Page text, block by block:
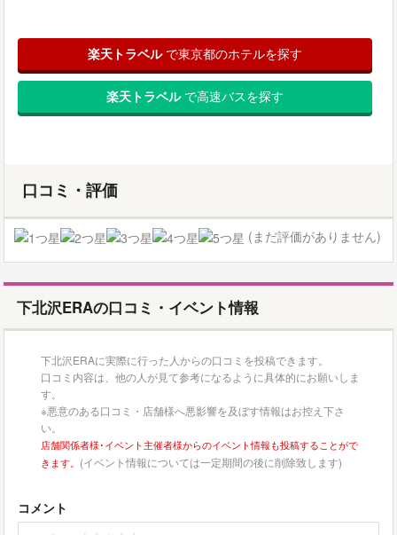
楽天トラベルで東京都のホテルを探す
楽天トラベルで高速バスを探す
口コミ・評価
(まだ評価がありません)
下北沢ERAの口コミ・イベント情報
下北沢ERAに実際に行った人からの口コミを投稿できます。
口コミ内容は、他の人が見て参考になるように具体的にお願いしま
す。
※悪意のある口コミ・店舗様へ悪影響を及ぼす情報はお控え下さ
い。
店舗関係者様･イベント主催者様からのイベント情報も投稿することがで
きます。 (イベント情報については一定期間の後に削除致します)
コメント